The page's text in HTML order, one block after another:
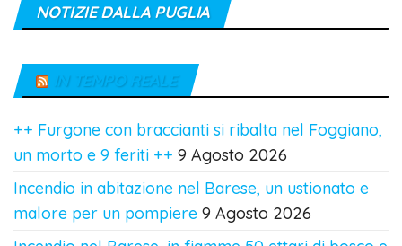
NOTIZIE DALLA PUGLIA
IN TEMPO REALE
++ Furgone con braccianti si ribalta nel Foggiano,
un morto e 9 feriti ++ 9 Agosto 2026
Incendio in abitazione nel Barese, un ustionato e
malore per un pompiere 9 Agosto 2026